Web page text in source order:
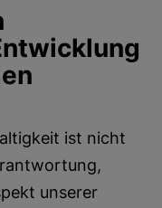
ist nicht
unserer